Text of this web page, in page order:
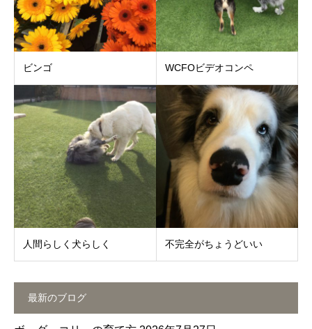
ビンゴ WCFOビデオコンペ
人間らしく犬らしく 不完全がちょうどいい
最新のブログ